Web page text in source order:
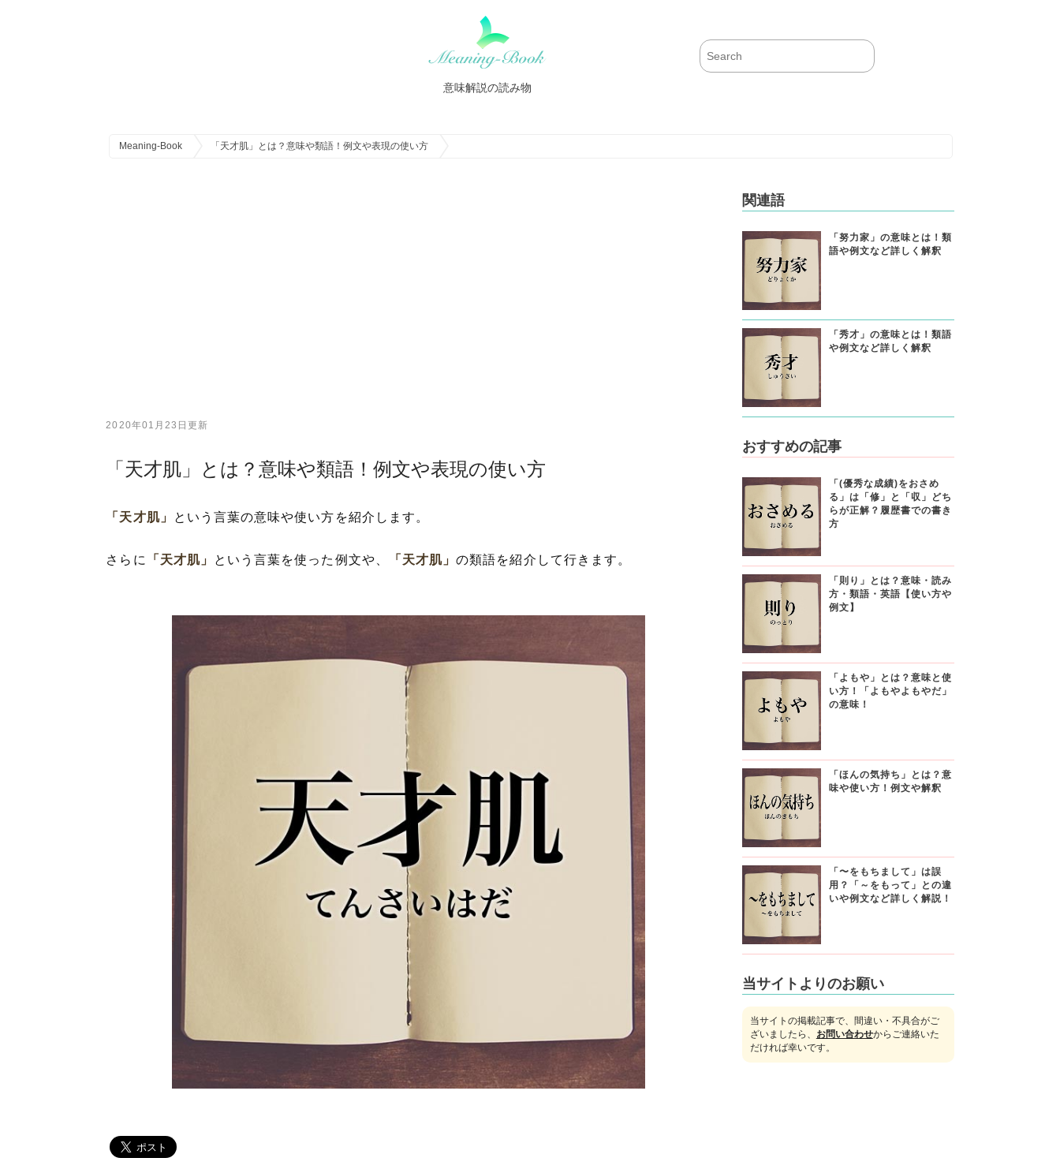
意味解説の読み物
Meaning-Book 「天才肌」とは？意味や類語！例文や表現の使い方
2020年01月23日更新
「天才肌」とは？意味や類語！例文や表現の使い方
「天才肌」 という言葉の意味や使い方を紹介します。
さらに 「天才肌」 という言葉を使った例文や、 「天才肌」の類語を紹介して行きます。
関連語
「努力家」の意味とは！類
語や例文など詳しく解釈
「秀才」の意味とは！類語
や例文など詳しく解釈
おすすめの記事
「(優秀な成績)をおさめ
る」は「修」と「収」どち
らが正解？履歴書での書き
方
「則り」とは？意味・読み
方・類語・英語【使い方や
例文】
「よもや」とは？意味と使
い方！「よもやよもやだ」
の意味！
「ほんの気持ち」とは？意
味や使い方！例文や解釈
「〜をもちまして」は誤
用？「～をもって」との違
いや例文など詳しく解説！
当サイトよりのお願い
当サイトの掲載記事で、間違い・不具合がご
ざいましたら、 お問い合わせからご連絡いた
だければ幸いです。